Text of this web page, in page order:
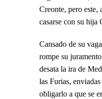
Creonte, pero este,
casarse con su hija
Cansado de su
rompe su
desata la ira de
las Furias,
obligarlo a que se